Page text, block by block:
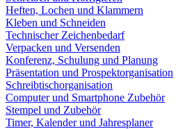
Heften, Lochen und Klammern
Kleben und Schneiden
Technischer Zeichenbedarf
Verpacken und Versenden
Konferenz, Schulung und Planung
Präsentation und Prospektorganisation
Schreibtischorganisation
Computer und Smartphone Zubehör
Stempel und Zubehör
Timer, Kalender und Jahresplaner